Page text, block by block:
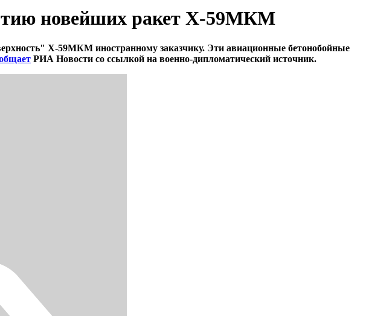
новейших ракет Х-59МКМ
Х-59МКМ иностранному заказчику. Эти авиационные бетонобойные
РИА Новости со ссылкой на военно-дипломатический источник.